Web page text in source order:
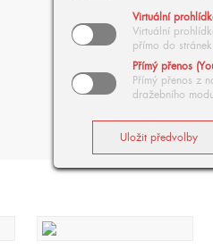
Virtuální
Virtuální
přímo do stránek
Přímý přenos
Přímý přenos z
dražebního